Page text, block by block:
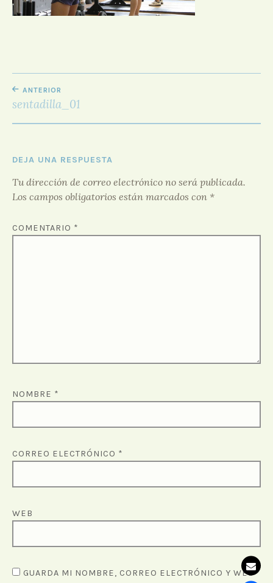
D
DE
ANTERIOR
sentadilla_01
DEJA UNA RESPUESTA
Tu dirección de correo electrónico no será publicada.
Los campos obligatorios están marcados con *
COMENTARIO *
NOMBRE *
CORREO ELECTRÓNICO *
WEB
GUARDA MI NOMBRE, CORREO ELECTRÓNICO Y WEB